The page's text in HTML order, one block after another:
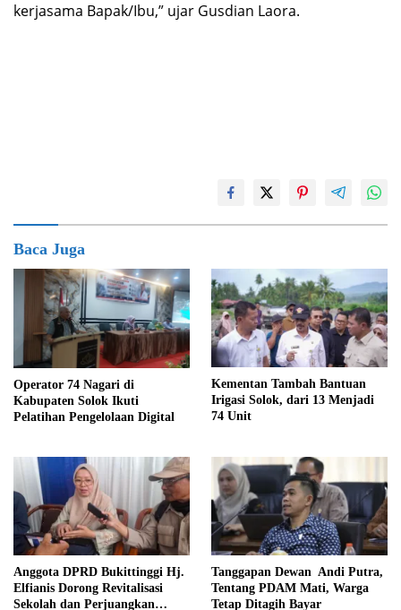
kerjasama Bapak/Ibu,” ujar Gusdian Laora.
Baca Juga
Operator 74 Nagari di
Kabupaten Solok Ikuti
Pelatihan Pengelolaan Digital
Kementan Tambah Bantuan
Irigasi Solok, dari 13 Menjadi
74 Unit
Anggota DPRD Bukittinggi Hj.
Elfianis Dorong Revitalisasi
Sekolah dan Perjuangkan
Tanggapan Dewan Andi Putra,
Tentang PDAM Mati, Warga
Tetap Ditagih Bayar